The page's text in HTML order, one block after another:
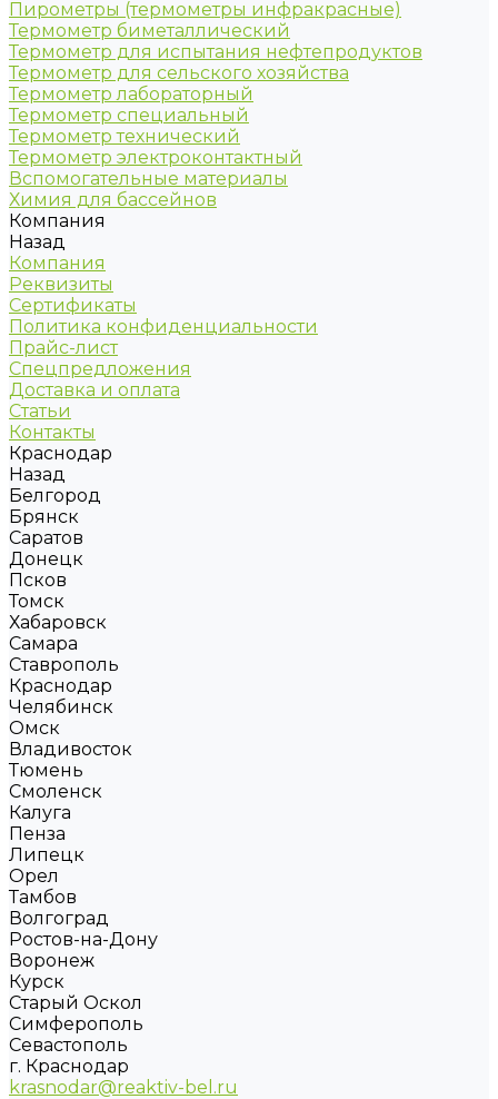
Пирометры (термометры инфракрасные)
Термометр биметаллический
Термометр для испытания нефтепродуктов
Термометр для сельского хозяйства
Термометр лабораторный
Термометр специальный
Термометр технический
Термометр электроконтактный
Вспомогательные материалы
Химия для бассейнов
Компания
Назад
Компания
Реквизиты
Сертификаты
Политика конфиденциальности
Прайс-лист
Спецпредложения
Доставка и оплата
Статьи
Контакты
Краснодар
Назад
Белгород
Брянск
Саратов
Донецк
Псков
Томск
Хабаровск
Самара
Ставрополь
Краснодар
Челябинск
Омск
Владивосток
Тюмень
Смоленск
Калуга
Пенза
Липецк
Орел
Тамбов
Волгоград
Ростов-на-Дону
Воронеж
Курск
Старый Оскол
Симферополь
Севастополь
г. Краснодар
krasnodar@reaktiv-bel.ru